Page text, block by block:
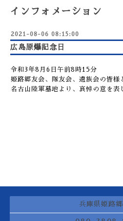
インフォメーション
2021-08-06 08:15:00
広島原爆記念日
令和3年8月6日午前8時15分
姫路郷友会、隊友会、遺族会の皆様
名古山陸軍墓地より、哀悼の意を表
兵庫県姫路